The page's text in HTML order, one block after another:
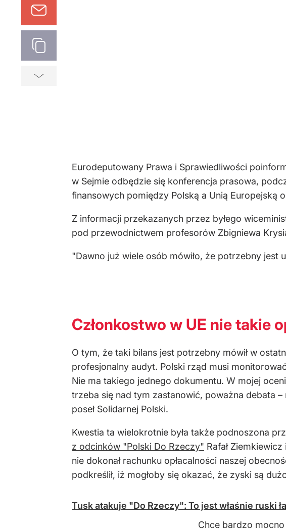
Eurodeputowany Prawa i Sprawiedliwości
w Sejmie odbędzie się konferencja prasowa,
finansowych pomiędzy Polską a Unią
Z informacji przekazanych przez byłego
pod przewodnictwem profesorów Zbigniewa
"Dawno już wiele osób mówiło, że potrzebny jest
Członkostwo w UE nie takie
O tym, że taki bilans jest potrzebny mówił w
profesjonalny audyt. Polski rząd musi
Nie ma takiego jednego dokumentu. W mojej
trzeba się nad tym zastanowić, poważna debata
poseł Solidarnej Polski.
Kwestia ta wielokrotnie była także podnoszona
z odcinków "Polski Do Rzeczy" Rafał
nie dokonał rachunku opłacalności naszej
podkreślił, iż mogłoby się okazać, że zyski są
Tusk atakuje "Do Rzeczy": To jest właśnie ruski
Chcę bardzo mocno